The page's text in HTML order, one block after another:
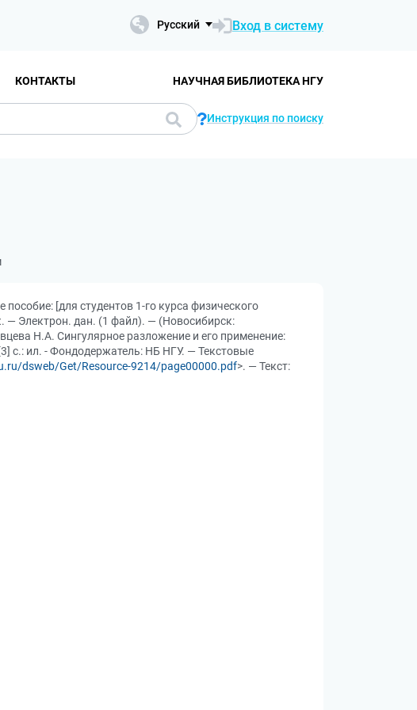
Русский Вход в систему
КОНТАКТЫ НАУЧНАЯ БИБЛИОТЕКА НГУ
Инструкция по поиску
[для студентов 1-го курса физического
— Электрон. дан. (1 файл). — (Новосибирск:
Н.А. Сингулярное разложение и его применение:
с.: ил. - Фондодержатель: НБ НГУ. — Текстовые
dsweb/Get/Resource-9214/page00000.pdf>. — Текст: